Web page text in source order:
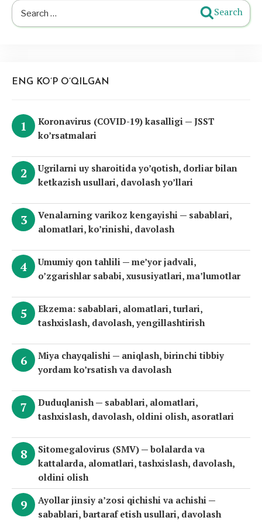
Search
for:
Search
ENG KO’P O’QILGAN
Koronavirus (COVID-19) kasalligi — JSST
ko’rsatmalari
Ugrilarni uy sharoitida yo’qotish, dorliar bilan
ketkazish usullari, davolash yo’llari
Venalarning varikoz kengayishi — sabablari,
alomatlari, ko’rinishi, davolash
Umumiy qon tahlili — me’yor jadvali,
o’zgarishlar sababi, xususiyatlari, ma’lumotlar
Ekzema: sabablari, alomatlari, turlari,
tashxislash, davolash, yengillashtirish
Miya chayqalishi — aniqlash, birinchi tibbiy
yordam ko’rsatish va davolash
Duduqlanish — sabablari, alomatlari,
tashxislash, davolash, oldini olish, asoratlari
Sitomegalovirus (SMV) — bolalarda va
kattalarda, alomatlari, tashxislash, davolash,
oldini olish
Ayollar jinsiy a’zosi qichishi va achishi —
sabablari, bartaraf etish usullari, davolash